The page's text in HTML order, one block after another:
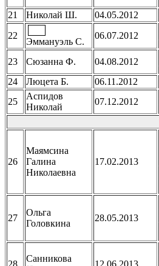
21
Николай Ш. 04.05.2012
22
Эммануэль С.
06.07.2012
23
Сюзанна Ф. 04.08.2012
24
Люцета Б. 06.11.2012
25
Аспидов
Николай
07.12.2012
26
Маямсина
Галина
Николаевна
17.02.2013
27
Ольга
Головкина
28.05.2013
28
Санникова
12.06.2013